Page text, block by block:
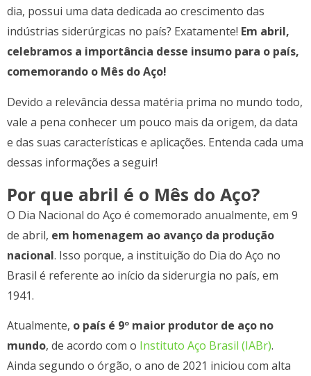
dia, possui uma data dedicada ao crescimento das
indústrias siderúrgicas no país? Exatamente! Em abril,
celebramos a importância desse insumo para o país,
comemorando o Mês do Aço!
Devido a relevância dessa matéria prima no mundo todo,
vale a pena conhecer um pouco mais da origem, da data
e das suas características e aplicações. Entenda cada uma
dessas informações a seguir!
Por que abril é o Mês do Aço?
O Dia Nacional do Aço é comemorado anualmente, em 9
de abril, em homenagem ao avanço da produção
nacional. Isso porque, a instituição do Dia do Aço no
Brasil é referente ao início da siderurgia no país, em
1941.
Atualmente, o país é 9º maior produtor de aço no
mundo, de acordo com o Instituto Aço Brasil (IABr).
Ainda segundo o órgão, o ano de 2021 iniciou com alta